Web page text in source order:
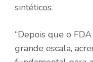
sintéticos.
“Depois que o
grande escala,